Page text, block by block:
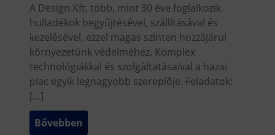
A Design Kft. több, mint 30 éve foglalkozik
hulladékok begyűjtésével, szállításával és
kezelésével, ezzel magas szinten hozzájárul
környezetünk védelméhez. Komplex
technológiákkal és szolgáltatásaival a hazai
piac egyik legnagyobb szereplője. Feladatok:
[…]
Bővebben